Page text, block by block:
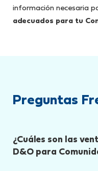
información necesaria
adecuados para tu
Preguntas
¿Cuáles son las
D&O para